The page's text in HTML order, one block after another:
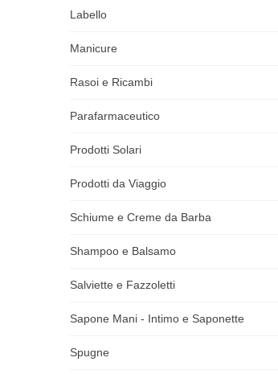
Labello
Manicure
Rasoi e Ricambi
Parafarmaceutico
Prodotti Solari
Prodotti da Viaggio
Schiume e Creme da Barba
Shampoo e Balsamo
Salviette e Fazzoletti
Sapone Mani - Intimo e Saponette
Spugne